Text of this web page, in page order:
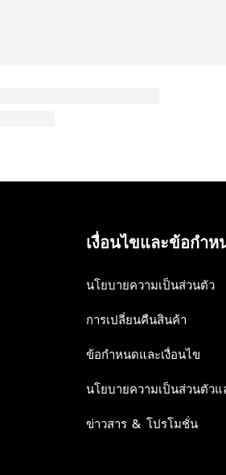
เงื่อนไขและข้อกำห
นโยบายความเป็นส่วนตัว
การเปลี่ยนคืนสินค้า
ข้อกำหนดและเงื่อนไข
นโยบายความเป็นส่วนตัวแ
ข่าวสาร & โปรโมชั่น